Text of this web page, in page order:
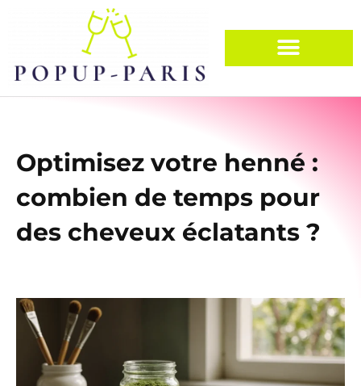
Optimisez votre henné :
combien de temps pour
des cheveux éclatants ?